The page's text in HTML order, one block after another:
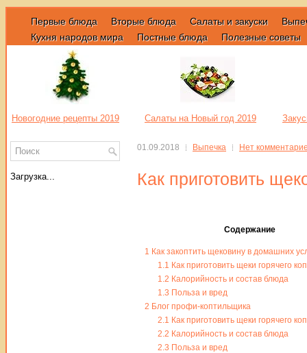
Первые блюда Вторые блюда Салаты и закуски
Кухня народов мира
Постные блюда Полезные советы
Новогодние рецепты 2019 Салаты на Новый год 2019
01.09.2018 Выпечка Нет
Как приготовить
Содержание
1 Как закоптить щековину в домашних
1.1 Как приготовить щеки горячего
1.2 Калорийность и состав блюда
1.3 Польза и вред
2 Блог профи-коптильщика
2.1 Как приготовить щеки горячего
2.2 Калорийность и состав блюда
2.3 Польза и вред
Загрузка...